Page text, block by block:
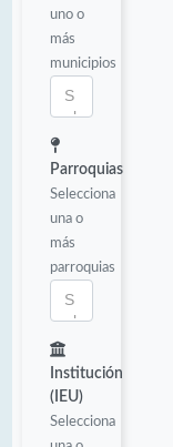
uno o
más
municipios
Parroquias
Selecciona
una o
más
parroquias
Institución
(IEU)
Selecciona